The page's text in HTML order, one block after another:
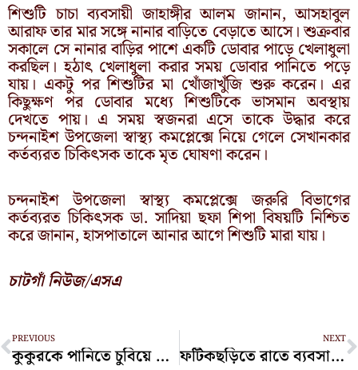
শিশুটি চাচা ব্যবসায়ী জাহাঙ্গীর আলম জানান, আসহাবুল
আরাফ তার মার সঙ্গে নানার বাড়িতে বেড়াতে আসে। শুক্রবার
সকালে সে নানার বাড়ির পাশে একটি ডোবার পাড়ে খেলাধুলা
করছিল। হঠাৎ খেলাধুলা করার সময় ডোবার পানিতে পড়ে
যায়। একটু পর শিশুটির মা খোঁজাখুঁজি শুরু করেন। এর
কিছুক্ষণ পর ডোবার মধ্যে শিশুটিকে ভাসমান অবস্থায়
দেখতে পায়। এ সময় স্বজনরা এসে তাকে উদ্ধার করে
চন্দনাইশ উপজেলা স্বাস্থ্য কমপ্লেক্সে নিয়ে গেলে সেখানকার
কর্তব্যরত চিকিৎসক তাকে মৃত ঘোষণা করেন।
চন্দনাইশ উপজেলা স্বাস্থ্য কমপ্লেক্সে জরুরি বিভাগের
কর্তব্যরত চিকিৎসক ডা. সাদিয়া ছফা শিপা বিষয়টি নিশ্চিত
করে জানান, হাসপাতালে আনার আগে শিশুটি মারা যায়।
চাটগাঁ নিউজ/এসএ
Prev
PREVIOUS
কুকুরকে পানিতে চুবিয়ে মারা ব্যক্তির ১৫ দিনের কারাদণ্ড!
NEXT
ফটিকছড়িতে রাতে ব্যবসায়ীর বাড়ি লক্ষ্য করে এলোপাতাড়ি গুলি